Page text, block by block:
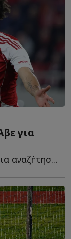
για
Ο Ολυμπιακός είναι στην αγορά για αναζήτηση επιθετικού, λ...